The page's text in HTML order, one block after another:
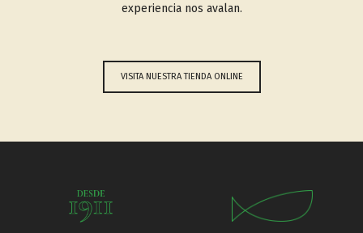
experiencia nos avalan.
VISITA NUESTRA TIENDA ONLINE